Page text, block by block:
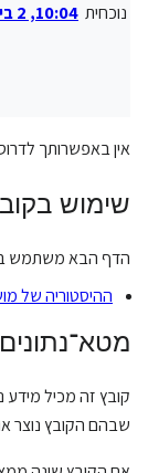
נוכחית 10:04, 2 ביולי 2020
אין באפשרותך
שימוש
הדף הבא משתמש
ההיסטוריה של
מטא־נתונים
קובץ זה מכיל
שבהם הקובץ נוצר